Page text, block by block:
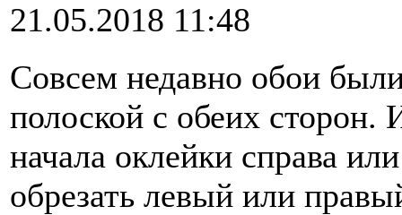
21.05.2018 11:48
Совсем недавно обои
полоской с обеих сторон.
начала оклейки справа
обрезать левый или